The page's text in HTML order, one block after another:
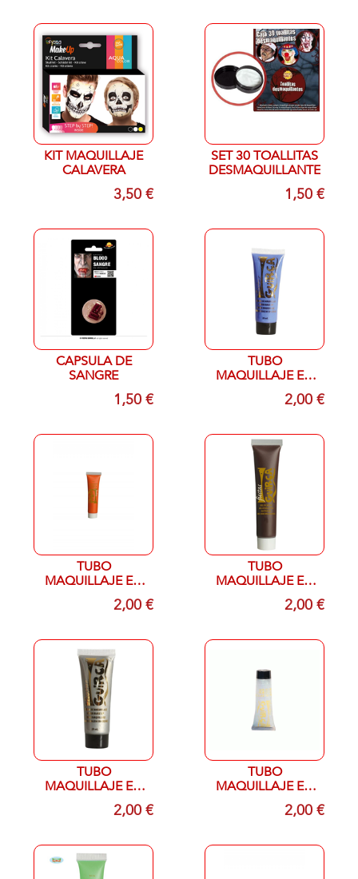
KIT MAQUILLAJE
CALAVERA
3,50 €
SET 30 TOALLITAS
DESMAQUILLANTES
1,50 €
CAPSULA DE
SANGRE
1,50 €
TUBO
MAQUILLAJE EN
CREMA AZUL
OSCURO 20ML
2,00 €
TUBO
MAQUILLAJE EN
CREMA NARANJA
2,00 €
TUBO
MAQUILLAJE EN
CREMA MARRON
2,00 €
TUBO
MAQUILLAJE EN
CREMA PLATA 20
2,00 €
TUBO
MAQUILLAJE EN
CREMA BRILLANTE
2,00 €